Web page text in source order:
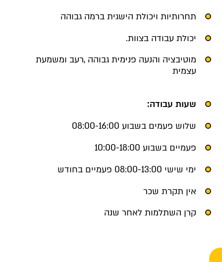
תחרותיות ויכולת הישגית ברמה גבוהה
יכולת עבודה בצוות.
מוטיבציה והנעה פנימית גבוהה ,רעב ומשמעת
עצמית
שעות עבודה:
שלוש פעמים בשבוע 08:00-16:00
פעמיים בשבוע 10:00-18:00
ימי שישי 08:00-13:00 פעמיים בחודש
אין תקרת שכר
קרן השתלמות לאחר שנה